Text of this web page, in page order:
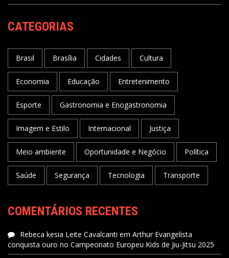
CATEGORIAS
Brasil Brasília Cidades Cultura
Economia Educação Entretenimento
Esporte Gastronomia e Enogastronomia
Imagem e Estilo Internacional Justiça
Meio ambiente Oportunidade e Negócio Política
Saúde Segurança Tecnologia Transporte
COMENTÁRIOS RECENTES
Rebeca kesia Leite Cavalcanti em Arthur Evangelista
conquista ouro no Campeonato Europeu Kids de Jiu-Jitsu 2025